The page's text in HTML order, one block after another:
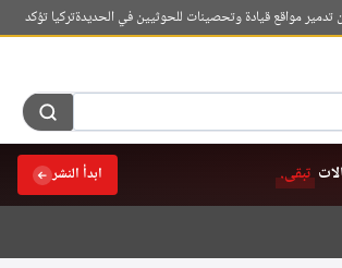
مواقع قيادة وتحصينات للحوثيين في الحديدةتركيا تؤكد
تبقى. ابدأ النشر